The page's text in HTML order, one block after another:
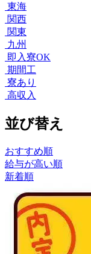
東海
関西
関東
九州
即入寮OK
期間工
寮あり
高収入
並び替え
おすすめ順
給与が高い順
新着順